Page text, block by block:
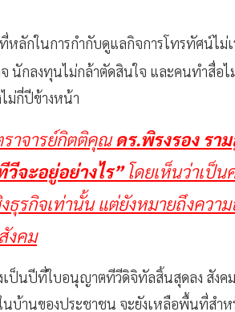
หลักในการกำกับดูแลกิจการโทรทัศน์ไม่
นักลงทุนไม่กล้าตัดสินใจ และคนทำสื่อไ
ม่กี่ปีข้างหน้า
ราจารย์กิตติคุณดร.พิรงรอง รา
วีจะอยู่อย่างไร”โดยเห็นว่าเป็
ธุรกิจเท่านั้น แต่ยังหมายถึงคว
งคม
เป็นปีที่ใบอนุญาตทีวีดิจิทัลสิ้นสุดลง สังค
านของประชาชน จะยังเหลือพื้นที่สำห